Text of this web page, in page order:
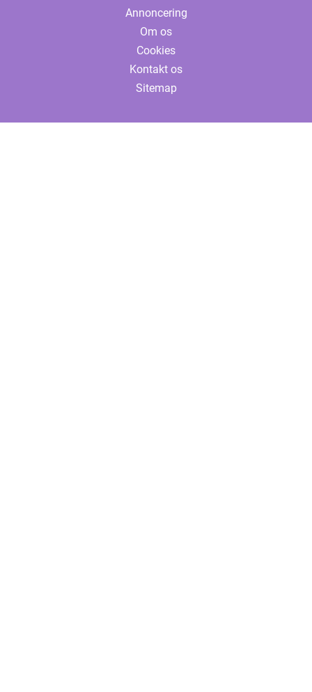
Annoncering
Om os
Cookies
Kontakt os
Sitemap